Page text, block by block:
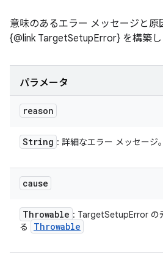
意味のあるエラー メッセージと原
{@link TargetSetupError} を構築し
パラメータ
reason
String : 詳細なエラー メッセージ。
cause
Throwable : TargetSetupError の
る
Throwable